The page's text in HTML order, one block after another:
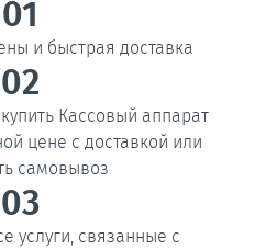
01
и быстрая доставка
02
Кассовый аппарат
цене с доставкой или
самовывоз
03
услуги, связанные с